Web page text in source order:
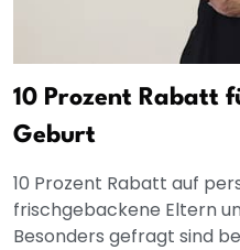
10 Prozent Rabatt
Geburt
10 Prozent Rabatt auf
frischgebackene Eltern
Besonders gefragt sind